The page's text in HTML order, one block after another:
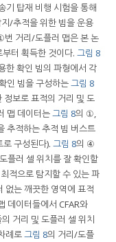
기 탑재 비행 시험을 통해
/추적을 위한 빔을 운용
거리/도플러 맵은 본 논
터 획득한 것이다. 그림 8
확인 빔의 파형에서 각
인 빔을 구성하는그림 8
보로 표적의 거리 및 도
맵 데이터는그림 8의 ①,
추적하는 추적 빔 버스트
구성된다). 그림 8의 ④
플러 셀 위치를 잘 확인할
적으로 탐지할 수 있는 파
없는 깨끗한 영역에 표적
데이터들에서 CFAR와
거리 및 도플러 셀 위치
례로그림 8의 거리/도플